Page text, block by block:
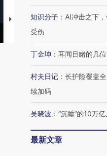
【推广】走进第四届链博
会，让数智科技“链”接产
知识分子 ： AI冲击之下
受伤
丁金坤 ： 耳闻目睹的几
村夫日记 ： 长护险覆盖
续加码
吴晓波 ： “沉睡”的10万
最新文章